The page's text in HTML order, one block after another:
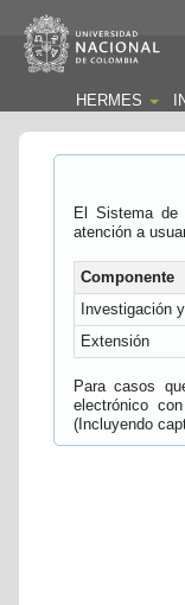
HERMES
El Sistema de
atención a
Componente
Investigación
Extensión
Para casos
electrónico
(Incluyendo